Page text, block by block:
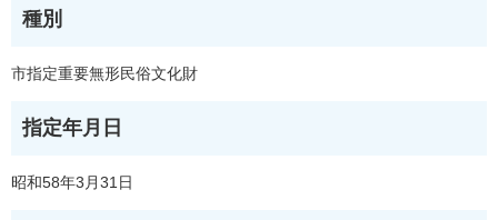
種別
市指定重要無形民俗文化財
指定年月日
昭和58年3月31日